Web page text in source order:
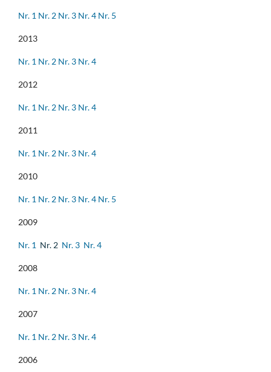
Nr. 1 Nr. 2 Nr. 3 Nr. 4 Nr. 5
2013
Nr. 1 Nr. 2 Nr. 3 Nr. 4
2012
Nr. 1 Nr. 2 Nr. 3 Nr. 4
2011
Nr. 1 Nr. 2 Nr. 3 Nr. 4
2010
Nr. 1 Nr. 2 Nr. 3 Nr. 4 Nr. 5
2009
Nr. 1 Nr. 2 Nr. 3 Nr. 4
2008
Nr. 1 Nr. 2 Nr. 3 Nr. 4
2007
Nr. 1 Nr. 2 Nr. 3 Nr. 4
2006